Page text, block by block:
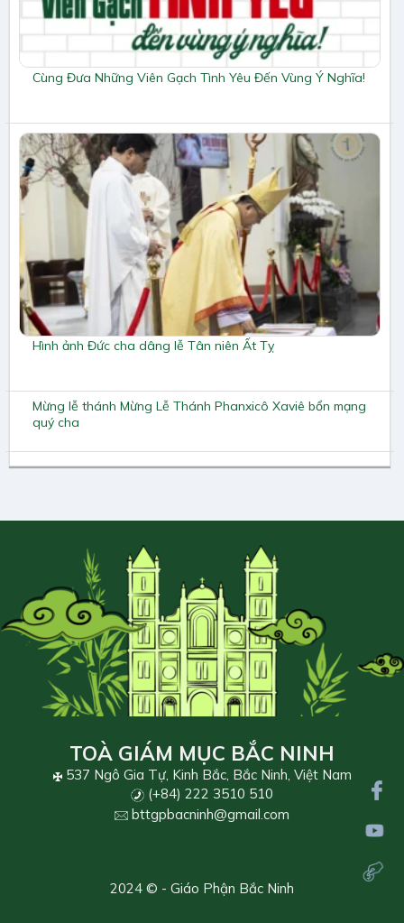
Cùng Đưa Những Viên Gạch Tình Yêu Đến Vùng Ý Nghĩa!
Hình ảnh Đức cha dâng lễ Tân niên Ất Tỵ
Mừng lễ thánh Mừng Lễ Thánh Phanxicô Xaviê bổn mạng
quý cha
TOÀ GIÁM MỤC BẮC NINH
537 Ngô Gia Tự, Kinh Bắc, Bắc Ninh, Việt Nam
(+84) 222 3510 510
bttgpbacninh@gmail.com
2024 © - Giáo Phận Bắc Ninh